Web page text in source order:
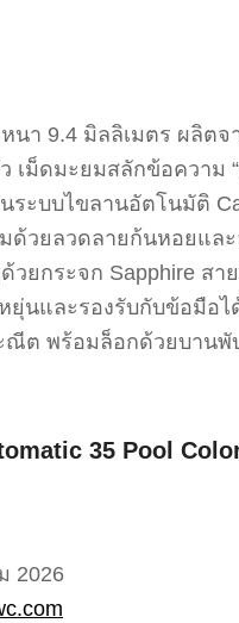
นา 9.4 มิลลิเมตร ผลิต
เม็ดมะยมสลักข้อควา
ระบบไขลานอัตโนมัติ
ด้วยลวดลายก้นหอยแล
วยกระจก Sapphire ส
ยุ่นและรองรับกับข้อมือ
ณีต พร้อมล็อกด้วยบานพั
35 Pool
2026